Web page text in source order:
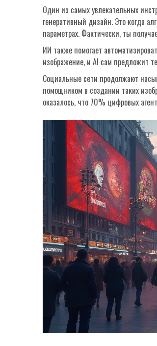
Один из самых увлекательных
генеративный дизайн. Это когда
параметрах. Фактически, ты
ИИ также помогает
изображение, и AI сам предложит
Социальные сети продолжают
помощником в создании таких
оказалось, что 70% цифровых